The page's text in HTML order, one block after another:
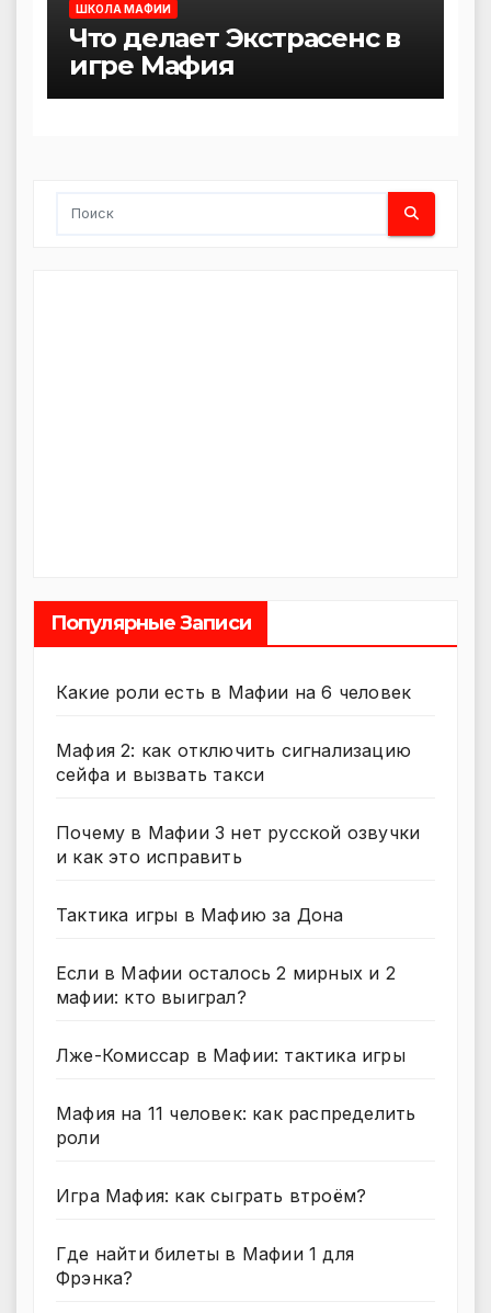
ШКОЛА МАФИИ
Что делает Экстрасенс в
игре Мафия
Популярные Записи
Какие роли есть в Мафии на 6 человек
Мафия 2: как отключить сигнализацию
сейфа и вызвать такси
Почему в Мафии 3 нет русской озвучки
и как это исправить
Тактика игры в Мафию за Дона
Если в Мафии осталось 2 мирных и 2
мафии: кто выиграл?
Лже-Комиссар в Мафии: тактика игры
Мафия на 11 человек: как распределить
роли
Игра Мафия: как сыграть втроём?
Где найти билеты в Мафии 1 для
Фрэнка?